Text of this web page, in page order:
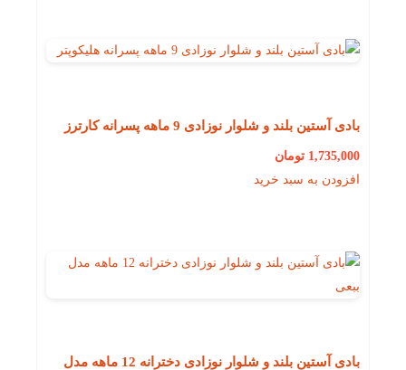
بادی آستین بلند و شلوار نوزادی 9 ماهه پسرانه کارترز
1,735,000 تومان
افزودن به سبد خرید
بادی آستین بلند و شلوار نوزادی دخترانه 12 ماهه مدل